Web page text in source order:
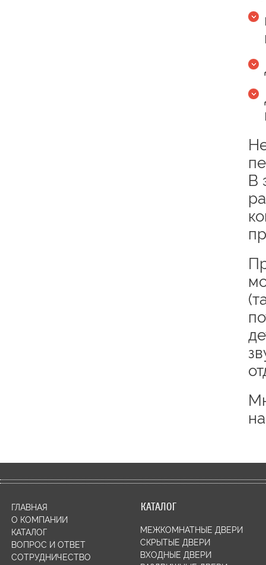
В
ГЛАВНАЯ
О КОМПАНИИ
КАТАЛОГ
ВОПРОС И ОТВЕТ
СОТРУДНИЧЕСТВО
КАТАЛОГ
МЕЖКОМНАТНЫЕ ДВЕРИ
СКРЫТЫЕ ДВЕРИ
ВХОДНЫЕ ДВЕРИ